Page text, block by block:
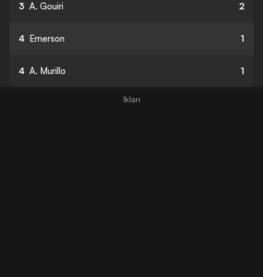
3 A. Gouiri 2
4 Emerson 1
4 A. Murillo 1